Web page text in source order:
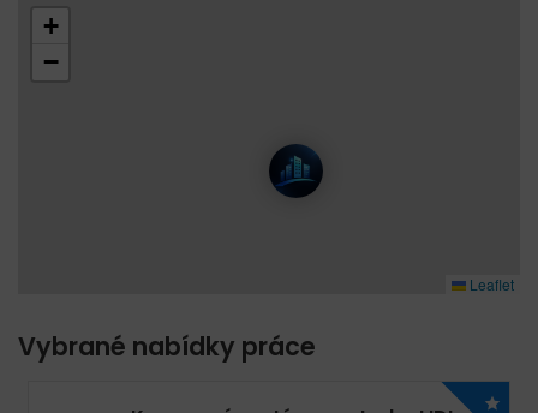
+
−
Leaflet
Vybrané nabídky práce